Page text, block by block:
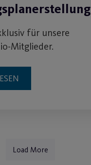
für unsere
Mitglieder.
Load More